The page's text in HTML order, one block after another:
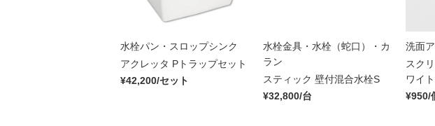
水栓パン・スロップシンク
アクレッタ Pトラップセット
¥42,200/セット
水栓金具・水栓（蛇口）・カ
ラン
スティック 壁付混合水栓S
¥32,800/台
洗面
スク
ワイ
¥950/